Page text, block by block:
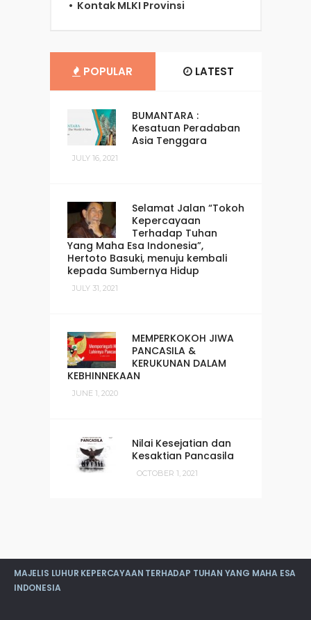
Kontak MLKI Provinsi
POPULAR LATEST
BUMANTARA :
Kesatuan Peradaban
Asia Tenggara
JULY 16, 2021
Selamat Jalan “Tokoh
Kepercayaan
Terhadap Tuhan
Yang Maha Esa Indonesia”,
Hertoto Basuki, menuju kembali
kepada Sumbernya Hidup
JULY 31, 2021
MEMPERKOKOH JIWA
PANCASILA &
KERUKUNAN DALAM
KEBHINNEKAAN
JUNE 1, 2020
Nilai Kesejatian dan
Kesaktian Pancasila
OCTOBER 1, 2021
MAJELIS LUHUR KEPERCAYAAN TERHADAP TUHAN YANG MAHA ESA
INDONESIA